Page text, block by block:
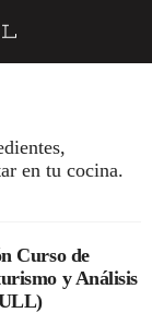
en tu cocina.
Curso de
y Análisis